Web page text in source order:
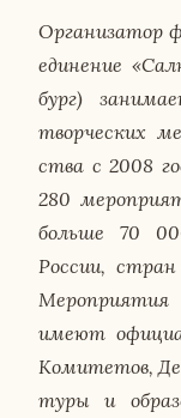
Ор­га­ни­за­тор
еди­не­ние
бург)
твор­че­ских
ства с 2008
280
больше 70
России,
имеют
Ко­ми­те­тов,
ту­ры и